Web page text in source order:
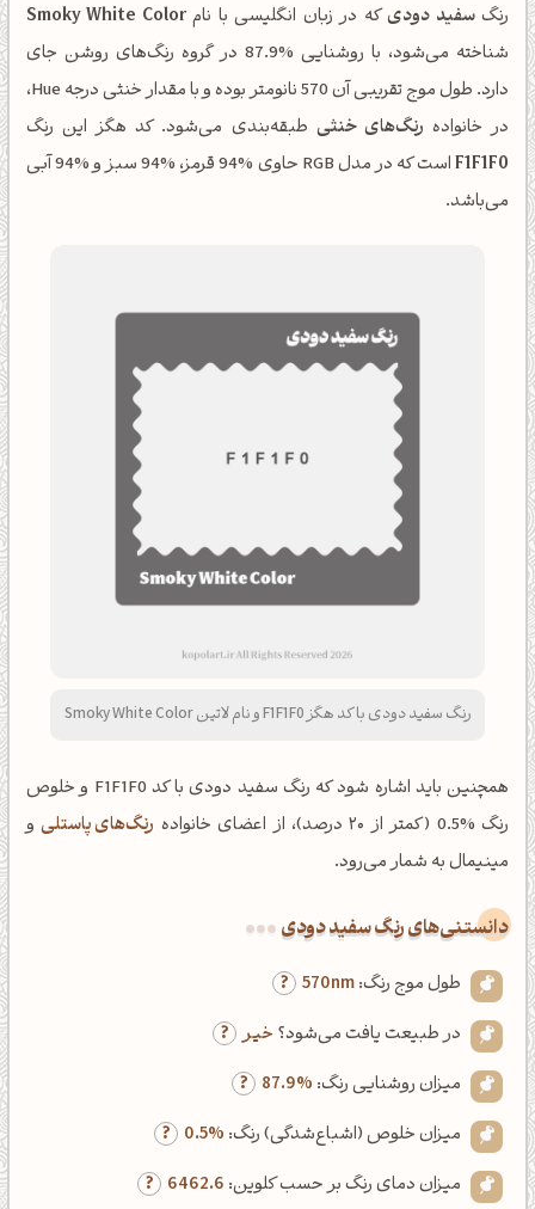
رنگسفید دودیکه در زبان انگلیسی با نامSmoky White Color
شناخته می‌شود، با روشنایی %87.9 در گروه رنگ‌های روشن جای
دارد. طول موج تقریبی آن 570 نانومتر بوده و با مقدار خنثی درجه Hue،
در خانواده رنگ‌های خنثی طبقه‌بندی می‌شود. کد هگز این رنگ
F1F1F0
است که در مدل RGB حاوی %94 قرمز، %94 سبز و %94 آبی
می‌باشد.
رنگ سفید دودی با کد هگز F1F1F0 و نام لاتین Smoky White Color
همچنین باید اشاره شود که رنگ سفید دودی با کد F1F1F0 و خلوص
رنگ %0.5 (کمتر از ۲۰ درصد)، از اعضای خانواده
رنگ‌های پاستلیو
مینیمال به شمار می‌رود.
دانستنی‌های رنگ سفید دودی
طول موج رنگ:570nm
در طبیعت یافت می‌شود؟ خیر
میزان روشنایی رنگ: 87.9%
میزان خلوص (اشباع‌شدگی) رنگ: 0.5%
میزان دمای رنگ بر حسب کلوین: 6462.6